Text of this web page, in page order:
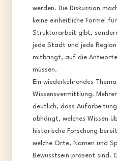
werden. Die Diskussion
keine einheitliche Formel
Strukturarbeit gibt,
jede Stadt und jede
mitbringt, auf die
müssen.​
Ein wiederkehrendes
Wissensvermittlung.
deutlich, dass
abhängt, welches Wissen
historische Forschung
welche Orte, Namen und
Bewusstsein präsent sind.